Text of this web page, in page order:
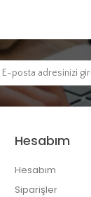
Hesabım
Hesabım
Siparişler